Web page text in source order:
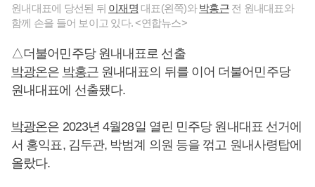
원내대표에 당선된 뒤 이재명 대표(왼쪽)와박홍근전 원내대표와
함께 손을 들어 보이고 있다. <연합뉴스>
△더불어민주당 원내내표로 선출
박광온은 박홍근원내대표의 뒤를 이어 더불어민주당
원내대표에 선출됐다.
박광온은 2023년 4월28일 열린 민주당 원내대표 선거에
서 홍익표, 김두관, 박범계 의원 등을 꺾고 원내사령탑에
올랐다.